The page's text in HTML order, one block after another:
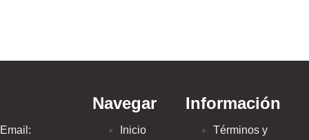
Email:
Navegar
Inicio
Información
Términos y